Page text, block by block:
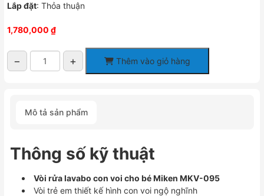
Lắp đặt: Thỏa thuận
1,780,000 ₫
hình
− + Thêm vào giỏ hàng
Mô tả sản phẩm
Thông số kỹ thuật
Vòi rửa lavabo con voi cho bé Miken MKV-095
Vòi trẻ em thiết kế hình con voi ngộ nghĩnh